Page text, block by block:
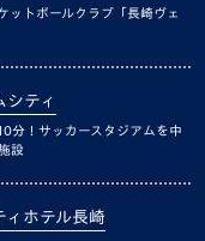
ットボールクラブ「長崎ヴェ
シティ
分！サッカースタジアムを中
設
ィホテル長崎